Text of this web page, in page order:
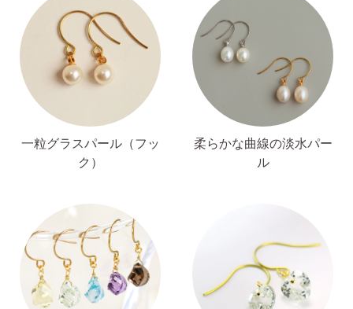
無くした時の片耳ピアス
全ての商品を見る
ピアスの大きさで選ぶ
シーンで選ぶ
色で選ぶ
一粒グラスパール（フッ
ク）
柔らかな曲線の淡水パー
ル